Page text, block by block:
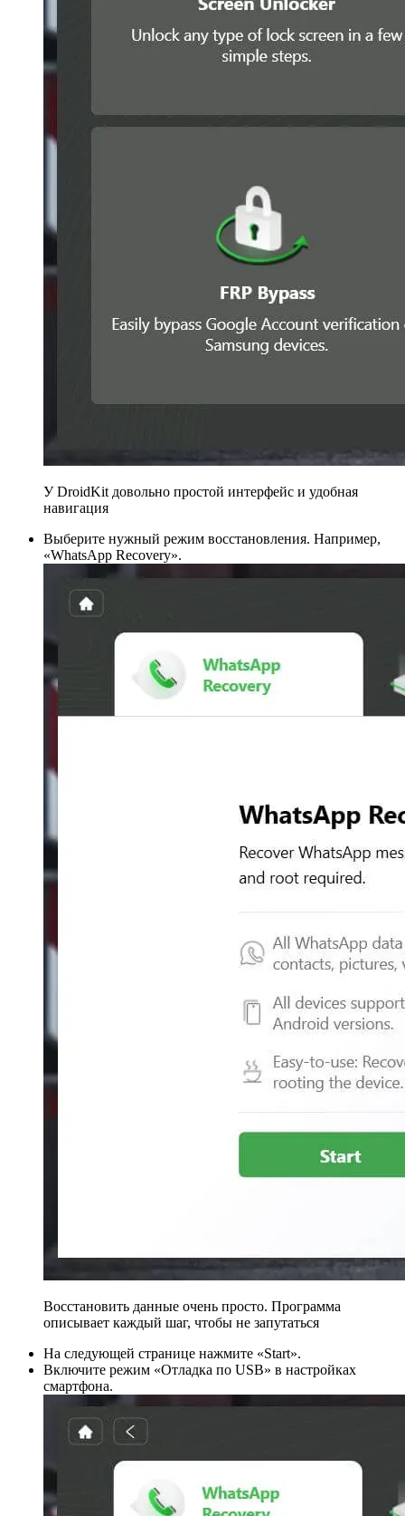
У DroidKit довольно простой интерфейс и удобная
навигация
Выберите нужный режим восстановления. Например,
«WhatsApp Recovery».
Восстановить данные очень просто. Программа
описывает каждый шаг, чтобы не запутаться
На следующей странице нажмите «Start».
Включите режим «Отладка по USB» в настройках
смартфона.